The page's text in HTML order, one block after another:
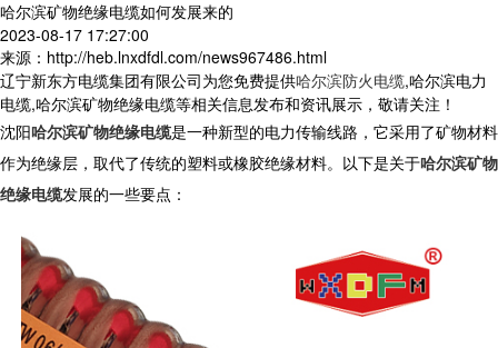
哈尔滨矿物绝缘电缆如何发展来的
2023-08-17 17:27:00
来源：http://heb.lnxdfdl.com/news967486.html
辽宁新东方电缆集团有限公司为您免费提供哈尔滨防火电缆,哈尔滨电力
电缆,哈尔滨矿物绝缘电缆等相关信息发布和资讯展示，敬请关注！
沈阳哈尔滨矿物绝缘电缆是一种新型的电力传输线路，它采用了矿物材料
作为绝缘层，取代了传统的塑料或橡胶绝缘材料。以下是关于哈尔滨矿物
绝缘电缆发展的一些要点：